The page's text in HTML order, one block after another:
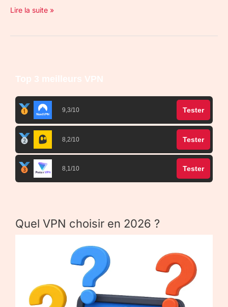
Lire la suite »
Top 3 meilleurs VPN
9,3/10 Tester
8,2/10 Tester
8,1/10 Tester
Quel VPN choisir en 2026 ?